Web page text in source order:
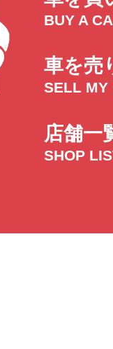
BUY A
車を売
SELL MY
店舗一
SHOP